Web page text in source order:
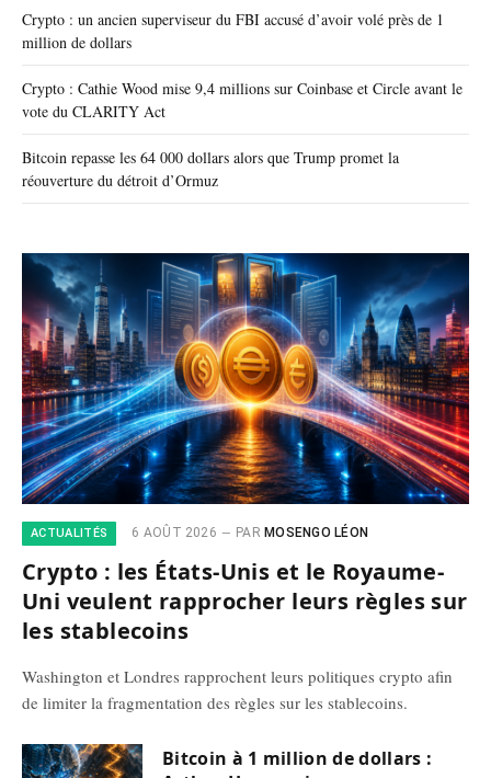
Crypto : un ancien superviseur du FBI accusé d’avoir volé près de 1
million de dollars
Crypto : Cathie Wood mise 9,4 millions sur Coinbase et Circle avant le
vote du CLARITY Act
Bitcoin repasse les 64 000 dollars alors que Trump promet la
réouverture du détroit d’Ormuz
ACTUALITÉS 6 AOÛT 2026 PAR MOSENGO LÉON
Crypto : les États-Unis et le Royaume-
Uni veulent rapprocher leurs règles sur
les stablecoins
Washington et Londres rapprochent leurs politiques crypto afin
de limiter la fragmentation des règles sur les stablecoins.
Bitcoin à 1 million de dollars :